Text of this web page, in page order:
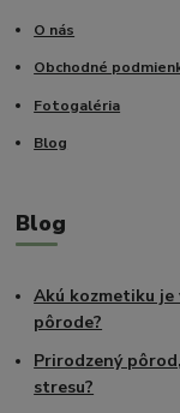
O nás
Obchodné
Fotogaléria
Blog
Blog
Akú kozmetiku
pôrode?
Prirodzený
stresu?